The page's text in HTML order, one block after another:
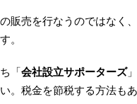
販売を行なうのではなく
。
「会社設立サポーターズ
。税金を節税する方法もあ